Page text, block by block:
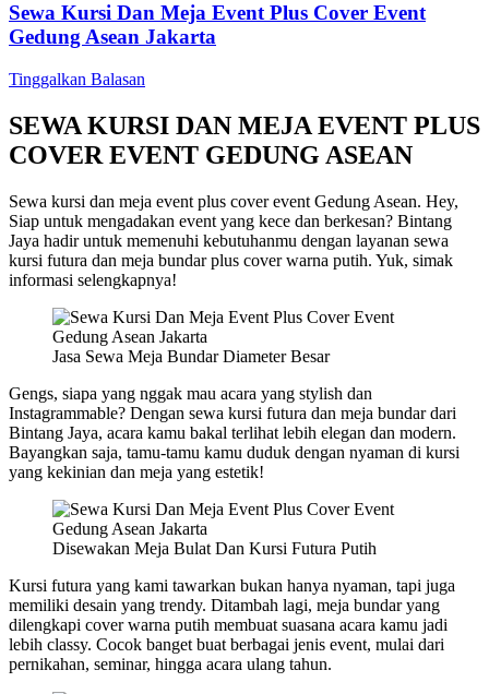
Sewa Kursi Dan Meja Event Plus Cover Event
Gedung Asean Jakarta
Tinggalkan Balasan
SEWA KURSI DAN MEJA EVENT PLUS
COVER EVENT GEDUNG ASEAN
Sewa kursi dan meja event plus cover event Gedung Asean. Hey,
Siap untuk mengadakan event yang kece dan berkesan? Bintang
Jaya hadir untuk memenuhi kebutuhanmu dengan layanan sewa
kursi futura dan meja bundar plus cover warna putih. Yuk, simak
informasi selengkapnya!
Jasa Sewa Meja Bundar Diameter Besar
Gengs, siapa yang nggak mau acara yang stylish dan
Instagrammable? Dengan sewa kursi futura dan meja bundar dari
Bintang Jaya, acara kamu bakal terlihat lebih elegan dan modern.
Bayangkan saja, tamu-tamu kamu duduk dengan nyaman di kursi
yang kekinian dan meja yang estetik!
Disewakan Meja Bulat Dan Kursi Futura Putih
Kursi futura yang kami tawarkan bukan hanya nyaman, tapi juga
memiliki desain yang trendy. Ditambah lagi, meja bundar yang
dilengkapi cover warna putih membuat suasana acara kamu jadi
lebih classy. Cocok banget buat berbagai jenis event, mulai dari
pernikahan, seminar, hingga acara ulang tahun.